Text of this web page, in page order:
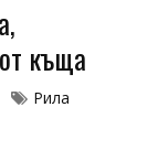
къща
Рила